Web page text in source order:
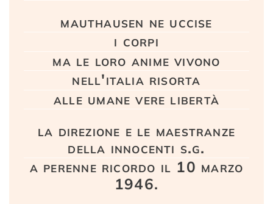
mauthausen ne uccise
i corpi
ma le loro anime vivono
nell'italia risorta
alle umane vere libertà
la direzione e le maestranze
della innocenti s.g.
a perenne ricordo il 10 marzo
1946.